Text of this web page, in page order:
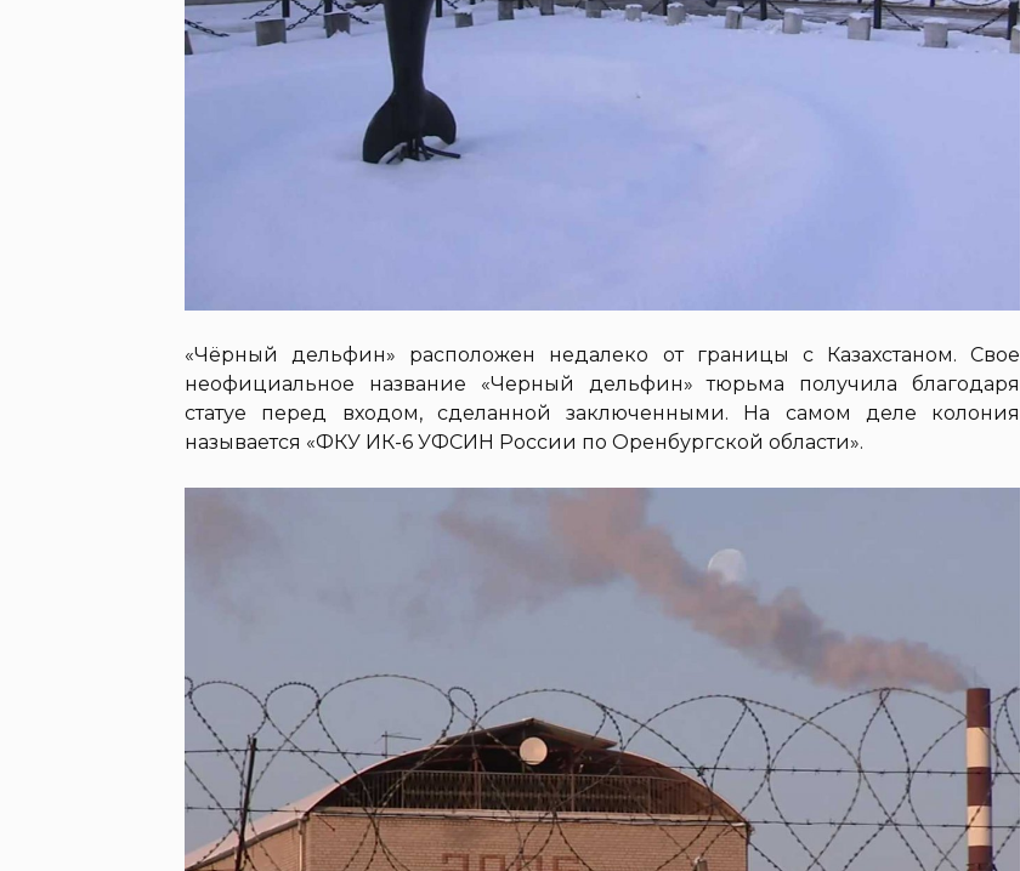
«Чёрный дельфин» расположен недалеко от границы с Казахстаном. Свое
неофициальное название «Черный дельфин» тюрьма получила благодаря
статуе перед входом, сделанной заключенными. На самом деле колония
называется «ФКУ ИК-6 УФСИН России по Оренбургской области».